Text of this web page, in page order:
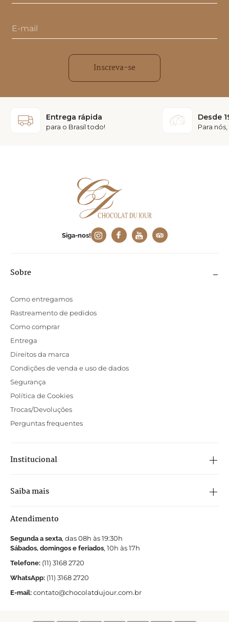
Inscreva-se
Entrega rápida
para o Brasil todo!
Desde
Para
Siga-nos!
Sobre
Como entregamos
Rastreamento de pedidos
Como comprar
Entrega
Direitos da marca
Condições de venda e uso de dados
Segurança
Política de Cookies
Trocas/Devoluções
Perguntas frequentes
Institucional
Saiba mais
Atendimento
Segunda a sexta, das 08h às 19:30h
Sábados, domingos e feriados, 10h às 17h
Telefone: (11) 3168 2720
WhatsApp: (11) 3168 2720
E-mail: contato@chocolatdujour.com.br